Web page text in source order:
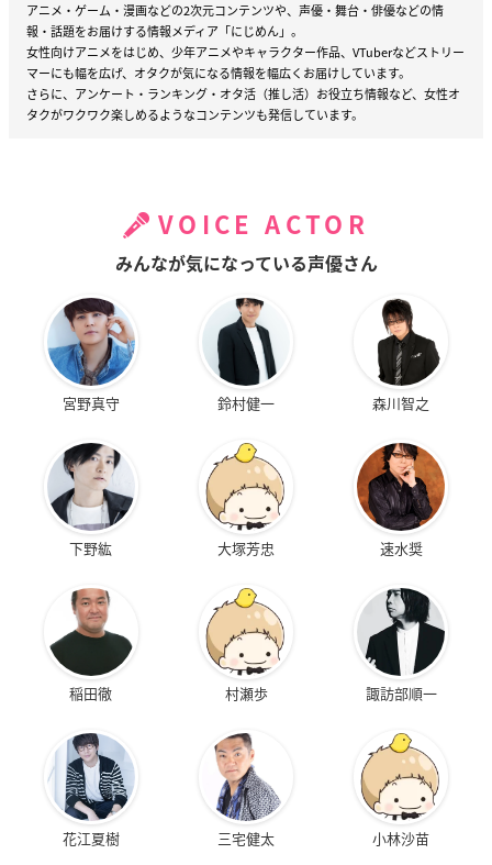
アニメ・ゲーム・漫画などの2次元コンテンツや、声優・舞台・俳優などの情
報・話題をお届けする情報メディア「にじめん」。
女性向けアニメをはじめ、少年アニメやキャラクター作品、VTuberなどストリー
マーにも幅を広げ、オタクが気になる情報を幅広くお届けしています。
さらに、アンケート・ランキング・オタ活（推し活）お役立ち情報など、女性オ
タクがワクワク楽しめるようなコンテンツも発信しています。
VOICE ACTOR
みんなが気になっている声優さん
宮野真守 鈴村健一 森川智之
下野紘 大塚芳忠 速水奨
稲田徹 村瀬歩 諏訪部順一
花江夏樹 三宅健太 小林沙苗